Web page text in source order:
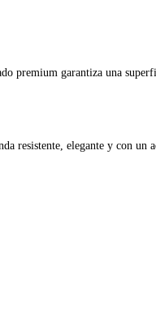
premium garantiza una
resistente, elegante y con un